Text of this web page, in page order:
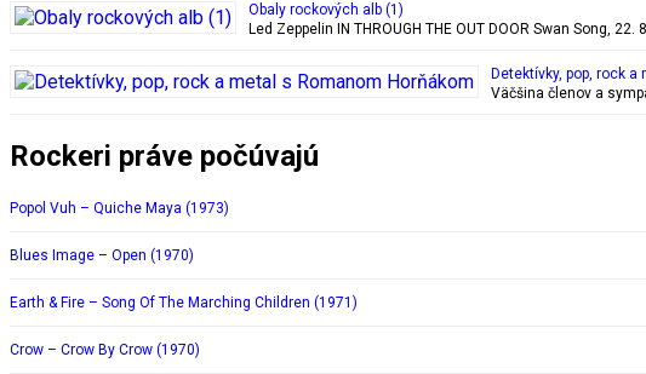
Obaly rockových alb (1)
Led Zeppelin IN THROUGH THE OUT DOOR Swan Song,
Detektívky, pop, rock
Väčšina členov a
Rockeri práve počúvajú
Popol Vuh – Quiche Maya (1973)
Blues Image – Open (1970)
Earth & Fire – Song Of The Marching Children (1971)
Crow – Crow By Crow (1970)